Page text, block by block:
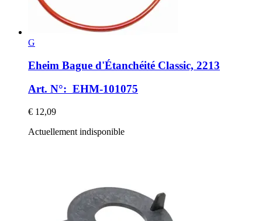
G
Eheim Bague d'Étanchéité Classic, 2213
Art. N°: EHM-101075
€ 12,09
Actuellement indisponible